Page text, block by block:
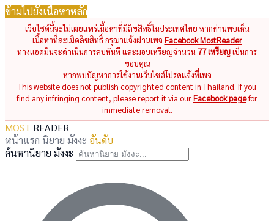
ข้ามไปยังเนื้อหาหลัก
เว็บไซต์นี้จะไม่เผยแพร่เนื้อหาที่มีลิขสิทธิ์ในประเทศไทย หากท่านพบเห็น
เนื้อหาที่ละเมิดลิขสิทธิ์ กรุณาแจ้งผ่านเพจ Facebook MostReader
ทางแอดมินจะดำเนินการลบทันที และมอบเหรียญจำนวน 77 เหรียญเป็นการ
ขอบคุณ
หากพบปัญหาการใช้งานเว็บไซต์โปรดแจ้งที่เพจ
This website does not publish copyrighted content in Thailand. If you
find any infringing content, please report it via ourFacebook pagefor
immediate removal.
MOST READER
หน้าแรก นิยาย มังงะ อันดับ
ค้นหานิยาย มังงะ